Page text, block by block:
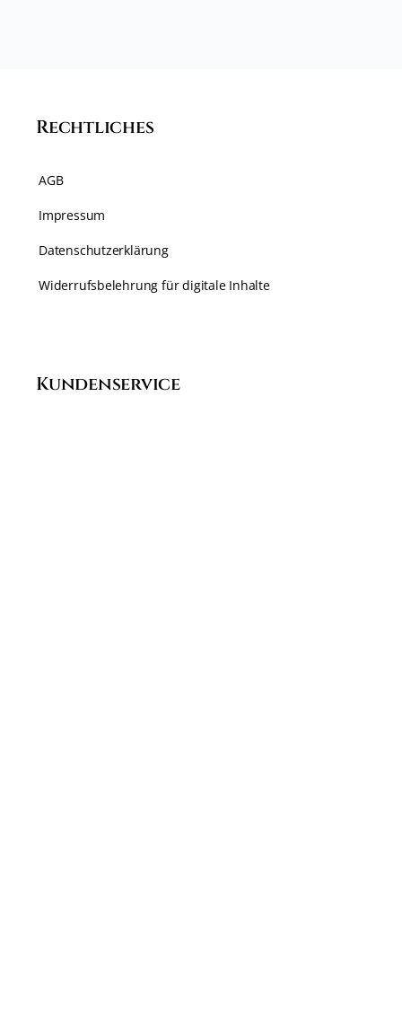
Rechtliches
AGB
Impressum
Datenschutzerklärung
Widerrufsbelehrung für digitale Inhalte
Kundenservice